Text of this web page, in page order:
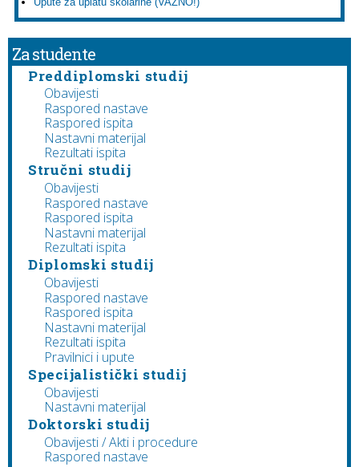
Za studente
Preddiplomski studij
Obavijesti
Raspored nastave
Raspored ispita
Nastavni materijal
Rezultati ispita
Stručni studij
Obavijesti
Raspored nastave
Raspored ispita
Nastavni materijal
Rezultati ispita
Diplomski studij
Obavijesti
Raspored nastave
Raspored ispita
Nastavni materijal
Rezultati ispita
Pravilnici i upute
Specijalistički studij
Obavijesti
Nastavni materijal
Doktorski studij
Obavijesti / Akti i procedure
Raspored nastave